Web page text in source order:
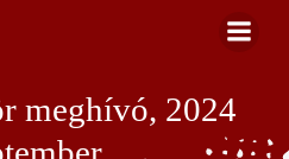
meghívó, 2024